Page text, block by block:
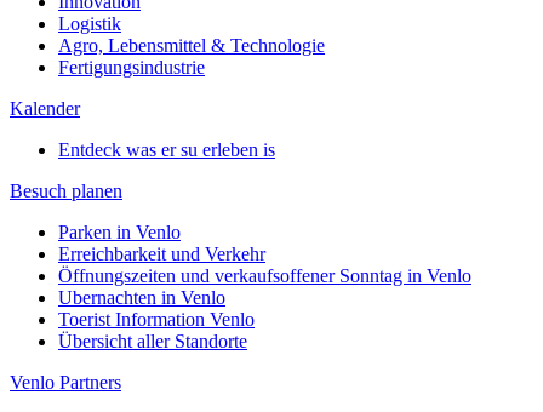
Logistik
Agro, Lebensmittel & Technologie
Fertigungsindustrie
Kalender
Entdeck was er su erleben is
Besuch planen
Parken in Venlo
Erreichbarkeit und Verkehr
Öffnungszeiten und verkaufsoffener Sonntag in Venlo
Ubernachten in Venlo
Toerist Information Venlo
Übersicht aller Standorte
Venlo Partners